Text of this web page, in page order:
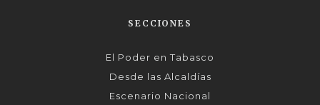
SECCIONES
El Poder en Tabasco
Desde las Alcaldías
Escenario Nacional